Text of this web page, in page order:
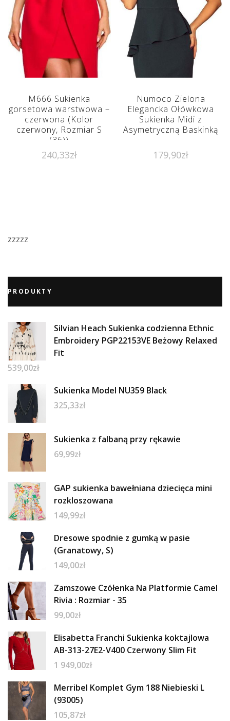
M666 Sukienka
gorsetowa warstwowa –
czerwona (Kolor
czerwony, Rozmiar S
(36))
240,33zł
Numoco Zielona
Elegancka Ołówkowa
Sukienka Midi z
Asymetryczną Baskinką
179,90zł
zzzzz
PRODUKTY
Silvian Heach Sukienka codzienna Ethnic
Embroidery PGP22153VE Beżowy Relaxed
Fit
539,00zł
Sukienka Model NU359 Black
325,33zł
Sukienka z falbaną przy rękawie
69,99zł
GAP sukienka bawełniana dziecięca mini
rozkloszowana
149,99zł
Dresowe spodnie z gumką w pasie
(Granatowy, S)
149,00zł
Zamszowe Czółenka Na Platformie Camel
Rivia : Rozmiar - 35
99,00zł
Elisabetta Franchi Sukienka koktajlowa
AB-313-27E2-V400 Czerwony Slim Fit
1 949,00zł
Merribel Komplet Gym 188 Niebieski L
(93005)
105,87zł